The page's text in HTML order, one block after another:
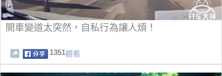
開車變道太突然，自私行為讓人煩！
1351觀看